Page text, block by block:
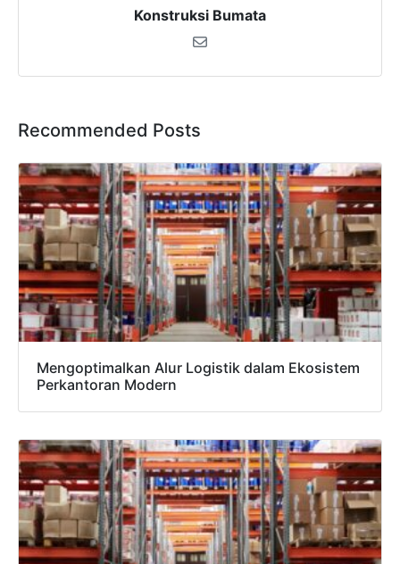
Konstruksi Bumata
Recommended Posts
Mengoptimalkan Alur Logistik dalam Ekosistem
Perkantoran Modern